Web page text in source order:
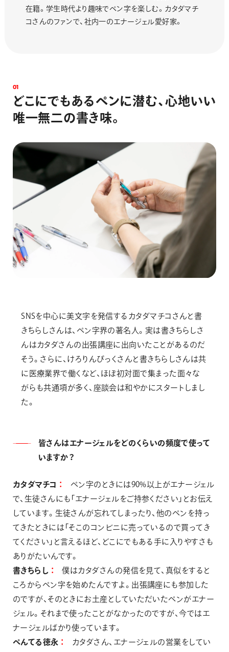
在籍。学生時代より趣味でペン字を楽しむ。カタダマチ
コさんのファンで、社内一のエナージェル愛好家。
01
どこにでもある ペンに潜む、心地いい
唯一無二の書き 味。
SNSを中心に美文字を発信するカタダマチコさんと書
きちらしさんは、ペン字界の著名人。実は書きちらしさ
んはカタダさんの出張講座に出向いたことがあるのだ
そう。さらに、けろりんぴっくさんと書きちらしさんは共
に医療業界で働くなど、ほぼ初対面で集まった面々な
がらも共通項が多く、座談会は和やかにスタートしまし
た。
皆さんはエナージェルをどのくらいの頻度で使って
いますか？
カタダマチコ
ペン字のときには90%以上がエナージェル
で、生徒さんにも「エナージェルをご持参ください」とお伝え
しています。生徒さんが忘れてしまったり、他のペンを持っ
てきたときには「そこのコンビニに売っているので買ってき
てください」と言えるほど、どこにでもある手に入りやすさも
ありがたいんです。
書きちらし
僕はカタダさんの発信を見て、真似をすると
ころからペン字を始めたんですよ。出張講座にも参加した
のですが、そのときにお土産としていただいたペンがエナー
ジェル。それまで使ったことがなかったのですが、今ではエ
ナージェルばかり使っています。
ぺんてる徳永
カタダさん、エナージェルの営業をしてい